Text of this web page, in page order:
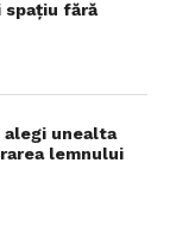
spațiu fără
alegi unealta
lemnului